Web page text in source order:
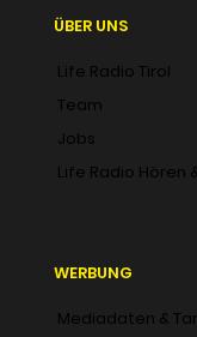
ÜBER UNS
Life Radio Tirol
Team
Jobs
Life Radio Hören
WERBUNG
Mediadaten &